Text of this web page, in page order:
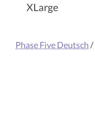
XLarge
Phase Five Deutsch/